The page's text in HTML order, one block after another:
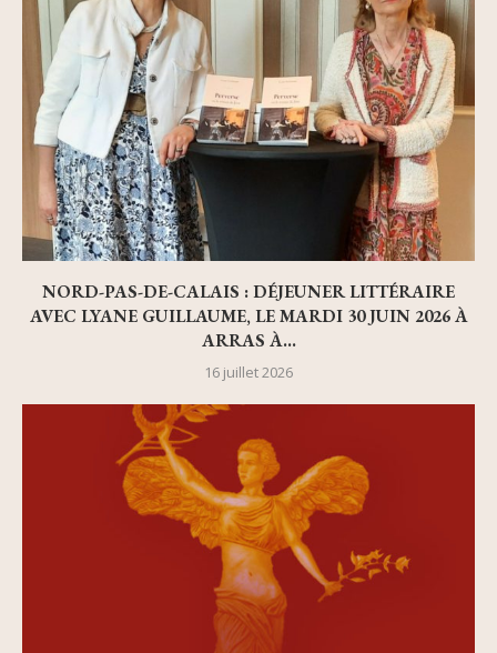
NORD-PAS-DE-CALAIS : DÉJEUNER LITTÉRAIRE
AVEC LYANE GUILLAUME, LE MARDI 30 JUIN 2026 À
ARRAS À...
16 juillet 2026